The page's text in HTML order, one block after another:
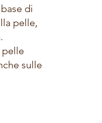
di
pelle,
pelle
sulle